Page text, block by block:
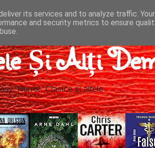
Și Alți
Horror, Clasice și altele
its services and to analyze traffic.
and security metrics to ensure